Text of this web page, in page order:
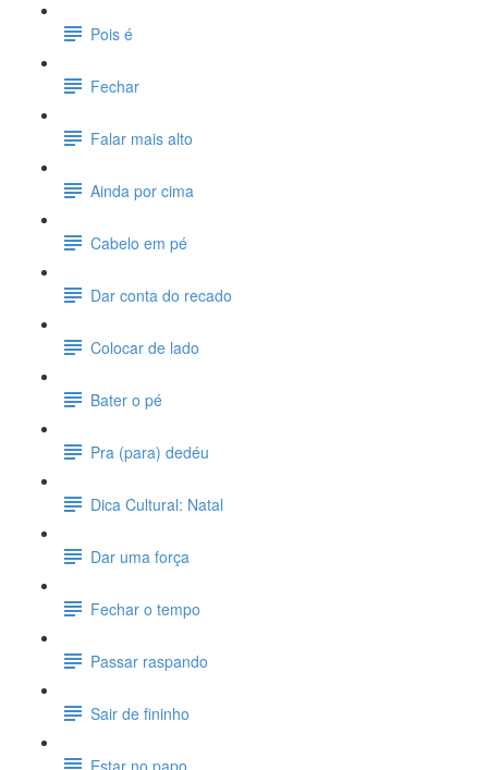
Pois é
Fechar
Falar mais alto
Ainda por cima
Cabelo em pé
Dar conta do recado
Colocar de lado
Bater o pé
Pra (para) dedéu
Dica Cultural: Natal
Dar uma força
Fechar o tempo
Passar raspando
Sair de fininho
Estar no papo